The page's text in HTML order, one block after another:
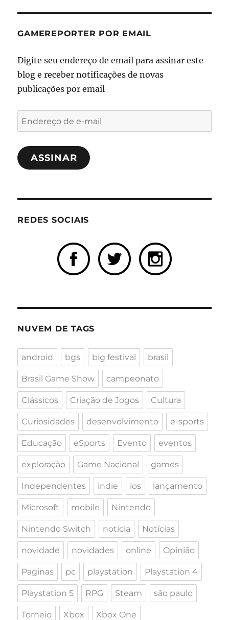
GAMEREPORTER POR EMAIL
Digite seu endereço de email para assinar este
blog e receber notificações de novas
publicações por email
Endereço
de
e-
mailASSINAR
REDES SOCIAIS
NUVEM DE TAGS
android bgs big festival brasil
Brasil Game Show campeonato
Clássicos Criação de Jogos Cultura
Curiosidades desenvolvimento e-sports
Educação eSports Evento eventos
exploração Game Nacional games
Independentes indie ios lançamento
Microsoft mobile Nintendo
Nintendo Switch notícia Notícias
novidade novidades online Opinião
Paginas pc playstation Playstation 4
Playstation 5 RPG Steam são paulo
Torneio Xbox Xbox One